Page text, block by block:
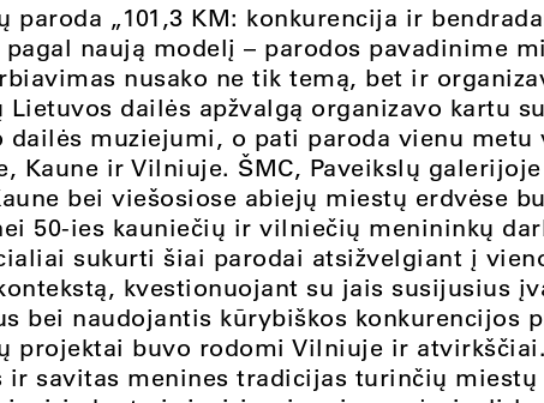
paroda „101,3 KM: konkurencija ir
naują modelį – parodos pavadinime
nusako ne tik temą, bet ir
Lietuvos dailės apžvalgą organizavo kartu
dailės muziejumi, o pati paroda vienu metu
Kaune ir Vilniuje. ŠMC, Paveikslų
bei viešosiose abiejų miestų erdvėse
50-ies kauniečių ir vilniečių menininkų
sukurti šiai parodai atsižvelgiant į
kvestionuojant su jais susijusius
bei naudojantis kūrybiškos konkurencijos
projektai buvo rodomi Vilniuje ir
ir savitas menines tradicijas turinčių